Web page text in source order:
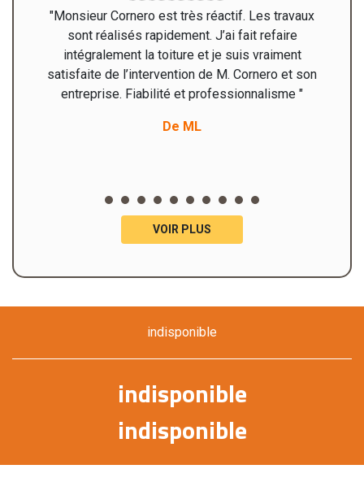
"Monsieur Cornero est très réactif. Les travaux
sont réalisés rapidement. J’ai fait refaire
intégralement la toiture et je suis vraiment
satisfaite de l’intervention de M. Cornero et son
entreprise. Fiabilité et professionnalisme "
De ML
VOIR PLUS
indisponible
indisponible
indisponible